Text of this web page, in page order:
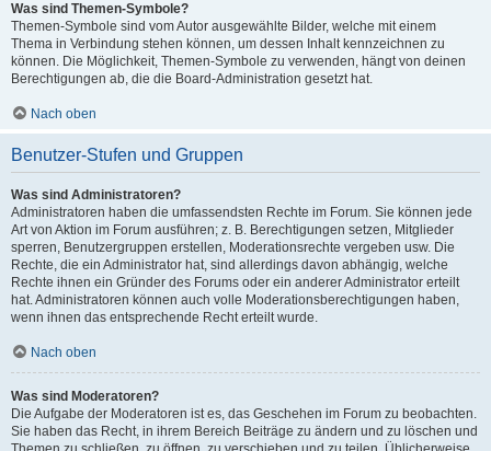
Was sind Themen-Symbole?
Themen-Symbole sind vom Autor ausgewählte Bilder, welche mit einem
Thema in Verbindung stehen können, um dessen Inhalt kennzeichnen zu
können. Die Möglichkeit, Themen-Symbole zu verwenden, hängt von deinen
Berechtigungen ab, die die Board-Administration gesetzt hat.
Nach oben
Benutzer-Stufen und Gruppen
Was sind Administratoren?
Administratoren haben die umfassendsten Rechte im Forum. Sie können jede
Art von Aktion im Forum ausführen; z. B. Berechtigungen setzen, Mitglieder
sperren, Benutzergruppen erstellen, Moderationsrechte vergeben usw. Die
Rechte, die ein Administrator hat, sind allerdings davon abhängig, welche
Rechte ihnen ein Gründer des Forums oder ein anderer Administrator erteilt
hat. Administratoren können auch volle Moderationsberechtigungen haben,
wenn ihnen das entsprechende Recht erteilt wurde.
Nach oben
Was sind Moderatoren?
Die Aufgabe der Moderatoren ist es, das Geschehen im Forum zu beobachten.
Sie haben das Recht, in ihrem Bereich Beiträge zu ändern und zu löschen und